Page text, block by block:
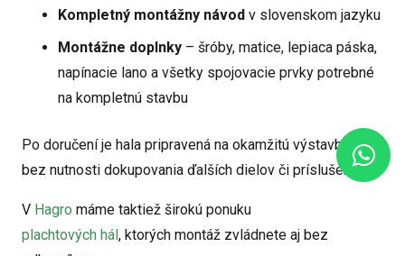
Kompletný montážny návod v slovenskom jazyku
Montážne doplnky – šróby, matice, lepiaca páska,
napínacie lano a všetky spojovacie prvky potrebné
na kompletnú stavbu
Po doručení je hala pripravená na okamžitú výstavbu –
bez nutnosti dokupovania ďalších dielov či príslušenstva.
V Hagro máme taktiež širokú ponuku
plachtových hál , ktorých montáž zvládnete aj bez